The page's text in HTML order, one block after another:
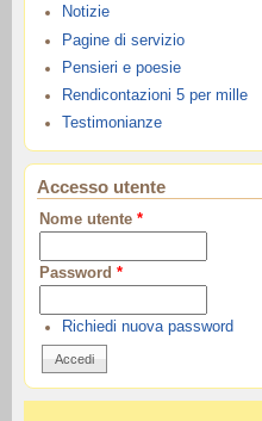
Notizie
Pagine di servizio
Pensieri e poesie
Rendicontazioni 5 per mille
Testimonianze
Accesso utente
Nome utente *
Password *
Richiedi nuova password